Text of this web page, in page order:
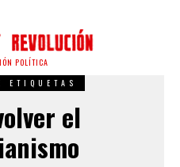
POLÍTICA
ETIQUETAS
el